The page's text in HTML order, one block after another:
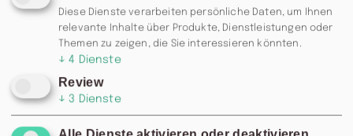
Diese Dienste verarbeiten persönliche Daten, um Ihnen
relevante Inhalte über Produkte, Dienstleistungen oder
Themen zu zeigen, die Sie interessieren könnten.
↓ 4 Dienste
Review
↓ 3 Dienste